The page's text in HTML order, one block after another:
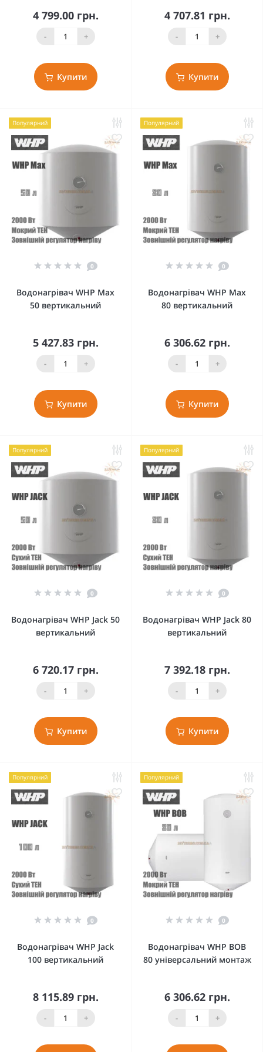
4 799.00 грн.
- +
Купити
4 707.81 грн.
- +
Купити
Популярний
0
Водонагрівач WHP Max
50 вертикальний
5 427.83 грн.
- +
Купити
Популярний
0
Водонагрівач WHP Max
80 вертикальний
6 306.62 грн.
- +
Купити
Популярний
0
Водонагрівач WHP Jack 50
вертикальний
6 720.17 грн.
- +
Купити
Популярний
0
Водонагрівач WHP Jack 80
вертикальний
7 392.18 грн.
- +
Купити
Популярний
0
Водонагрівач WHP Jack
100 вертикальний
8 115.89 грн.
- +
Популярний
0
Водонагрівач WHP BOB
80 універсальний монтаж
6 306.62 грн.
- +